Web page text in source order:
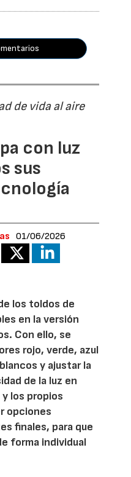
de vida al aire
con luz
sus
01/06/2026
los toldos de
en la versión
Con ello, se
rojo, verde, azul
y ajustar la
de la luz en
los propios
opciones
finales, para que
forma individual